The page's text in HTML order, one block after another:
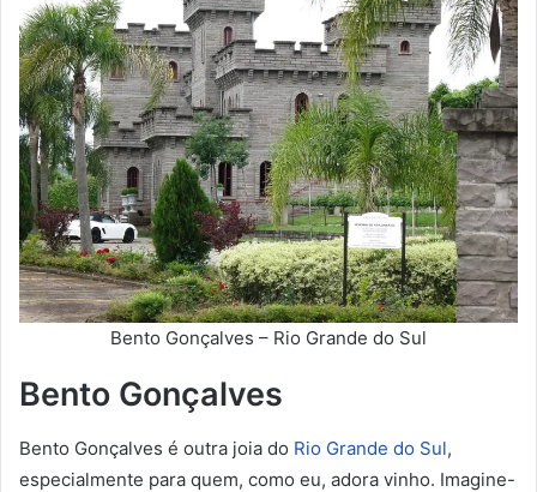
Bento Gonçalves – Rio Grande do Sul
Bento Gonçalves
Bento Gonçalves é outra joia do Rio Grande do Sul,
especialmente para quem, como eu, adora vinho. Imagine-